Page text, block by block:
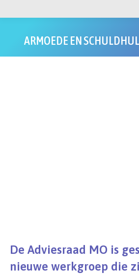
ARMOEDE EN
Je bent
De Adviesraad MO is
nieuwe werkgroep die